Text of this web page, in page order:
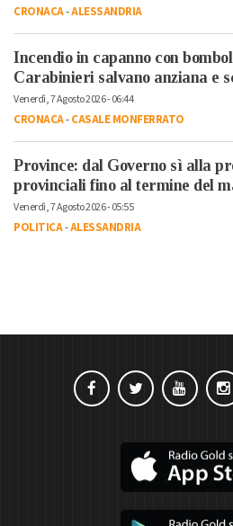
CRONACA-ALESSANDRIA
Incendio in capanno con
Carabinieri salvano anziana e
Venerdì, 7 Agosto 2026 - 06:44
CRONACA-CASALE MONFERRATO
Province: dal Governo sì alla
provinciali fino al termine del
Venerdì, 7 Agosto 2026 - 05:55
POLITICA-ALESSANDRIA